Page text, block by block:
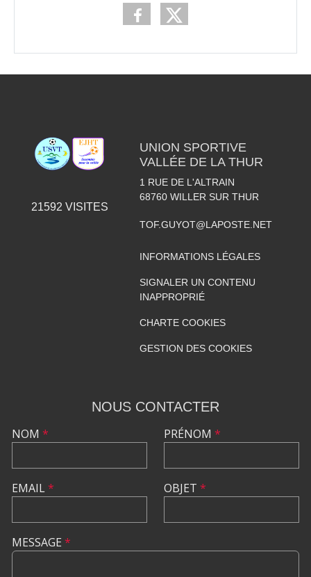
21592 VISITES
UNION SPORTIVE
VALLÉE DE LA THUR
1 RUE DE L'ALTRAIN
68760 WILLER SUR THUR
TOF.GUYOT@LAPOSTE.NET
INFORMATIONS LÉGALES
SIGNALER UN CONTENU
INAPPROPRIÉ
CHARTE COOKIES
GESTION DES COOKIES
NOUS CONTACTER
NOM *
EMAIL*
PRÉNOM *
OBJET *
MESSAGE *